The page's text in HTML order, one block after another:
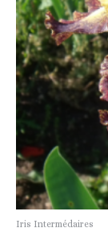
Iris Intermédaires